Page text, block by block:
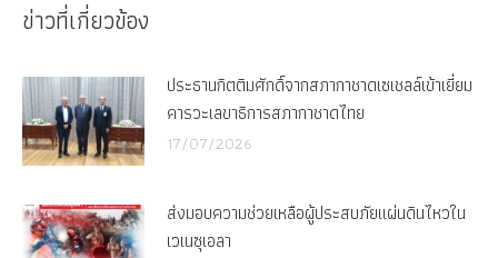
ข่าวที่เกี่ยวข้อง
ประธานกิตติมศักดิ์จากสภากาชาดเซเชลล์เข้าเยี่ยม
คารวะเลขาธิการสภากาชาดไทย
17/07/2026
ส่งมอบความช่วยเหลือผู้ประสบภัยแผ่นดินไหวใน
เวเนซุเอลา